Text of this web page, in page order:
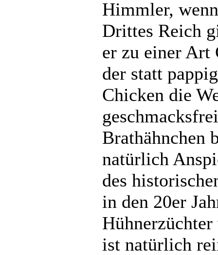
Himmler,
Drittes Reich
er zu einer Art
der statt
Chicken die
Brathähnchen
natürlich
des
in den 20er
Hühnerzüchter
ist natürlich